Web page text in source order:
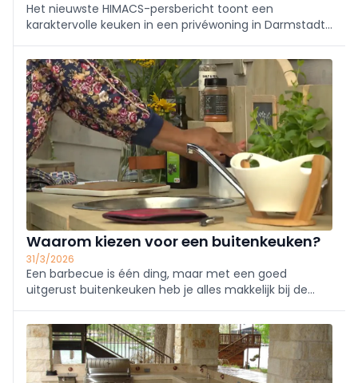
Het nieuwste HIMACS-persbericht toont een
karaktervolle keuken in een privéwoning in Darmstadt,
een eigentijds, bijna sprookjesachtig accent geeft. In
combinatie met warm dennenhout en strakke zwart-
witte details ontstaat een lichte, open leefruimte die
koken, dineren en samenkomen naadloos verbindt.
Het ontwerp en de uitvoering – inclusief woon- en
eetgedeelte – zijn van Entedimension Einrichtungen,
met focus op kwaliteit, helderheid en dagelijks
gebruiksgemak. Daarnaast belicht het bericht een
badkamer waarin een Banana-gele toets voor extra
frisheid zorgt. Meer informatie en beelden zijn te
vinden via de HIMACS Newsroom.
Waarom kiezen voor een buitenkeuken?
31/3/2026
Een barbecue is één ding, maar met een goed
uitgerust buitenkeuken heb je alles makkelijk bij de
plezant voor elke handige Harry. We geven mee hoe je
er zelf een maakt.